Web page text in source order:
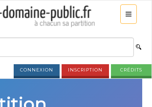
CONNEXION INSCRIPTION CRÉDITS